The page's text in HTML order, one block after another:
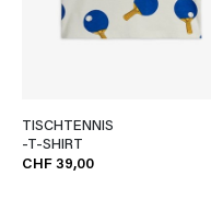
TISCHTENNIS
-T-SHIRT
CHF 39,00